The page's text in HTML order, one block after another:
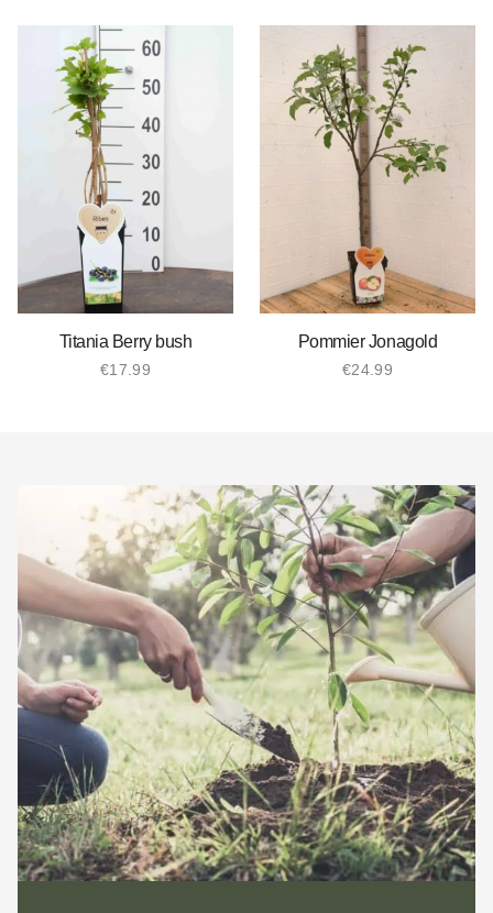
Titania Berry bush
€17.99
Pommier Jonagold
€24.99